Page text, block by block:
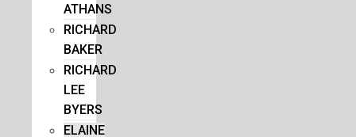
ATHANS
RICHARD
BAKER
RICHARD
LEE
BYERS
ELAINE